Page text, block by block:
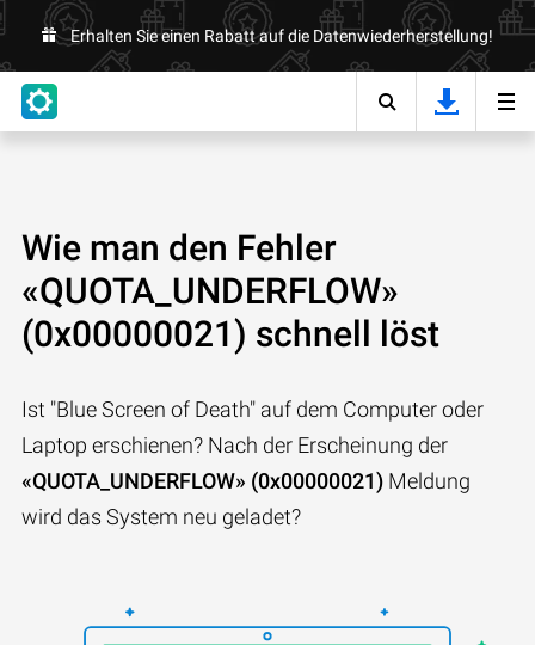
Erhalten Sie einen Rabatt auf die Datenwiederherstellung!
Wie man den Fehler
«QUOTA_UNDERFLOW»
(0x00000021) schnell löst
Ist "Blue Screen of Death" auf dem Computer oder
Laptop erschienen? Nach der Erscheinung der
«QUOTA_UNDERFLOW» (0x00000021) Meldung
wird das System neu geladet?